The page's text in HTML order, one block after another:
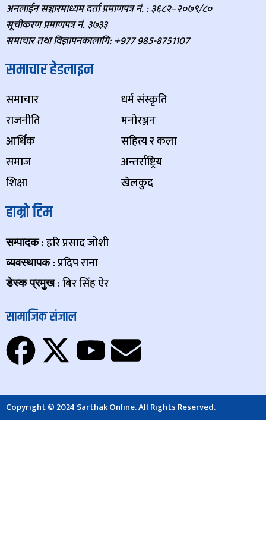
अनलाईन सञ्चारमाध्यम दर्ता प्रमाणपत्र नं. : ३६८२–२०७९/८०
सूचीकरण प्रमाणपत्र नं. ३७३३
समाचार तथा विज्ञापनकालागि: +977 985-8751107
समाचार हेडलाइन
समाचार
राजनीति
आर्थिक
समाज
शिक्षा
धर्म संस्कृति
मनोरञ्जन
सहित्य र कला
अन्तर्राष्ट्रिय
खेलकुद
हाम्रो टिम
सम्पादक: हरि प्रसाद जोशी
व्यवस्थापक: प्रदिप राना
डेस्क प्रमुख : बिर सिंह ऐर
सामाजिक संजाल
Copyright © 2024 Sarthak Online. All Rights Reserved.